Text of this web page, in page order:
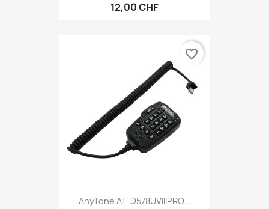
12,00 CHF
AnyTone AT-D578UVIIIPRO...
favorite_border